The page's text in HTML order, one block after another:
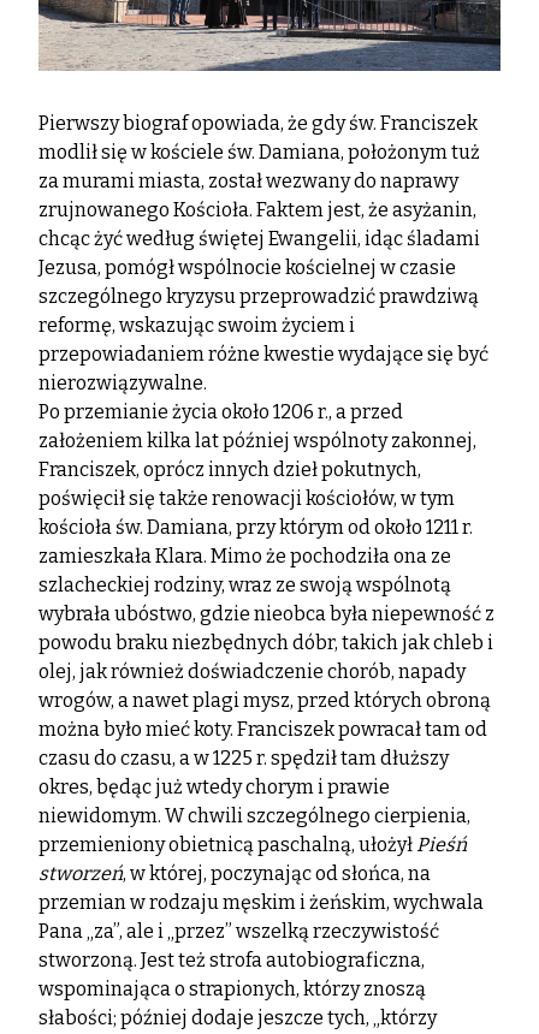
Pierwszy biograf opowiada, że gdy św. Franciszek
modlił się w kościele św. Damiana, położonym tuż
za murami miasta, został wezwany do naprawy
zrujnowanego Kościoła. Faktem jest, że asyżanin,
chcąc żyć według świętej Ewangelii, idąc śladami
Jezusa, pomógł wspólnocie kościelnej w czasie
szczególnego kryzysu przeprowadzić prawdziwą
reformę, wskazując swoim życiem i
przepowiadaniem różne kwestie wydające się być
nierozwiązywalne.
Po przemianie życia około 1206 r., a przed
założeniem kilka lat później wspólnoty zakonnej,
Franciszek, oprócz innych dzieł pokutnych,
poświęcił się także renowacji kościołów, w tym
kościoła św. Damiana, przy którym od około 1211 r.
zamieszkała Klara. Mimo że pochodziła ona ze
szlacheckiej rodziny, wraz ze swoją wspólnotą
wybrała ubóstwo, gdzie nieobca była niepewność z
powodu braku niezbędnych dóbr, takich jak chleb i
olej, jak również doświadczenie chorób, napady
wrogów, a nawet plagi mysz, przed których obroną
można było mieć koty. Franciszek powracał tam od
czasu do czasu, a w 1225 r. spędził tam dłuższy
okres, będąc już wtedy chorym i prawie
niewidomym. W chwili szczególnego cierpienia,
przemieniony obietnicą paschalną, ułożył Pieśń
stworzeń, w której, poczynając od słońca, na
przemian w rodzaju męskim i żeńskim, wychwala
Pana „za”, ale i „przez” wszelką rzeczywistość
stworzoną. Jest też strofa autobiograficzna,
wspominająca o strapionych, którzy znoszą
słabości; później dodaje jeszcze tych, „którzy